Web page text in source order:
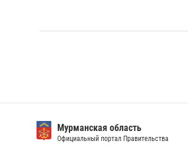
Мурманская область
Официальный портал Правительства